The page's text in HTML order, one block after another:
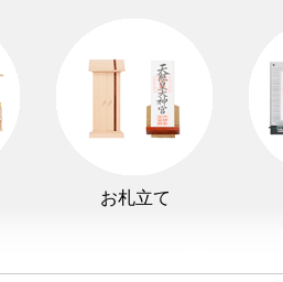
初盆セット
お札立て